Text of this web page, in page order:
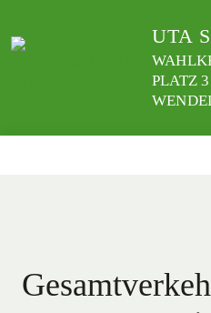
zum
UTA
PLATZ